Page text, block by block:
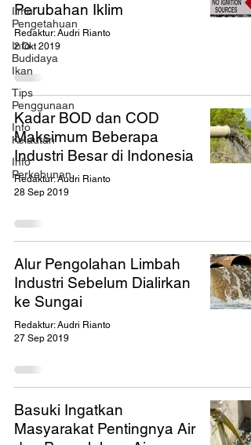
Ilmu
Pengetahuan
Info
Budidaya
Ikan
Tips
Penggunaan
Info
Kelautan
Info
Perkebunan
Perubahan Iklim
Redaktur: Audri Rianto
2 Okt 2019
Kadar BOD dan COD
Maksimum Beberapa
Industri Besar di Indonesia
Redaktur: Audri Rianto
28 Sep 2019
Alur Pengolahan Limbah
Industri Sebelum Dialirkan
ke Sungai
Redaktur: Audri Rianto
27 Sep 2019
Basuki Ingatkan
Masyarakat Pentingnya Air